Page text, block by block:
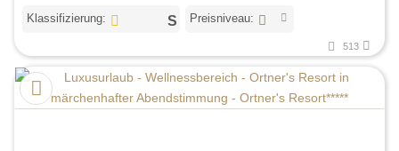
Klassifizierung: Preisniveau:
513